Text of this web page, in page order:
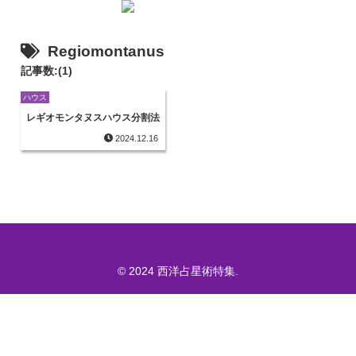
Regiomontanus
記事数:(1)
ハウス
レギオモンタヌスハウス分割法
2024.12.16
© 2024 西洋占星術特集.